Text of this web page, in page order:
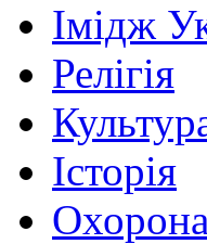
Імідж
Релігія
Історія